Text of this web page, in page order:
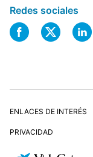
Redes sociales
ENLACES DE INTERÉS
PRIVACIDAD
MAPA WEB